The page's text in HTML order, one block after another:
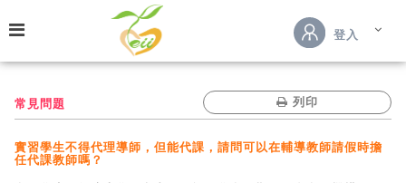
登入
常見問題 列印
實習學生不得代理導師，但能代課，請問可以在輔導教師請假時擔
任代課教師嗎？